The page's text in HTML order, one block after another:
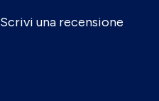
Scrivi una recensione